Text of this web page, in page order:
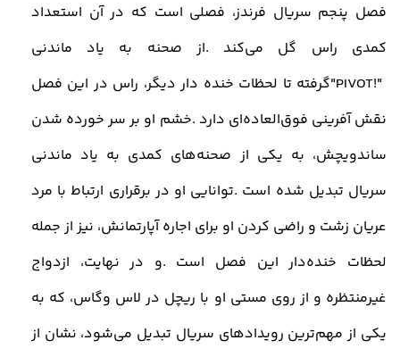
فصل پنجم سریال فرندز، فصلی است که در آن استعداد
کمدی راس گل می‌کند.از صحنه به‌ یاد ماندنی
"PIVOT!"گرفته تا لحظات خنده‌ دار دیگر، راس در این فصل
نقش آفرینی فوق‌العاده‌ای دارد .خشم او بر سر خورده شدن
ساندویچش، به یکی از صحنه‌های کمدی به‌ یاد ماندنی
سریال تبدیل شده است .توانایی او در برقراری ارتباط با مرد
عریان زشت و راضی کردن او برای اجاره آپارتمانش، نیز از جمله
لحظات خنده‌دار این فصل است .و در نهایت، ازدواج
غیرمنتظره و از روی مستی او با ریچل در لاس وگاس، که به
یکی از مهم‌ترین رویدادهای سریال تبدیل می‌شود، نشان از